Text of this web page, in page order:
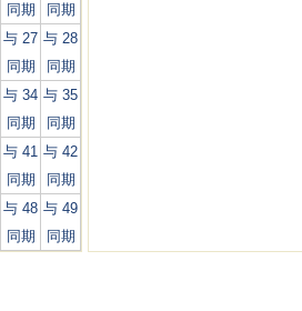
同期
同期
与 27
同期
与 28
同期
与 34
同期
与 35
同期
与 41
同期
与 42
同期
与 48
同期
与 49
同期